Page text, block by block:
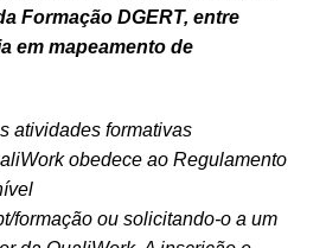
Formação DGERT, entre
em mapeamento de
atividades formativas
obedece ao Regulamento
formação ou solicitando-o a um